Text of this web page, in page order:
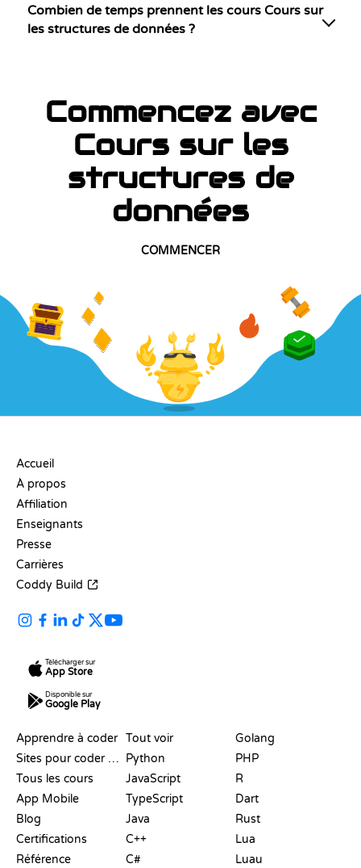
Combien de temps prennent les cours Cours sur
les structures de données ?
Commencez avec
Cours sur les
structures de
données
COMMENCER
Accueil
À propos
Affiliation
Enseignants
Presse
Carrières
Coddy Build
Télécharger sur
App Store
Disponible sur
Google Play
Apprendre à coder
Sites pour coder gratuitement
Tous les cours
App Mobile
Blog
Certifications
Référence
Tout voir
Python
JavaScript
TypeScript
Java
C++
C#
Golang
PHP
R
Dart
Rust
Lua
Luau